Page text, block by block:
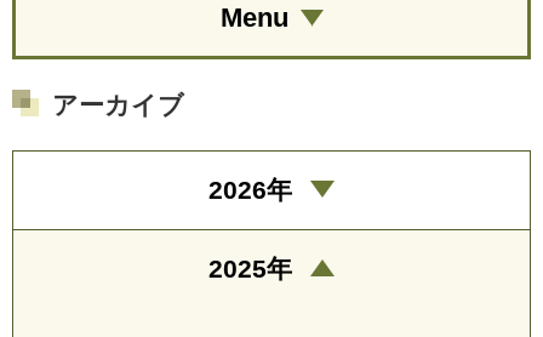
Menu
アーカイブ
2026年
2025年